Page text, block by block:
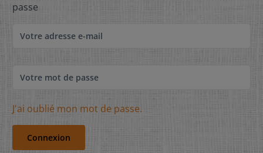
passe
Votre adresse e-mail
Votre mot de passe
J'ai oublié mon mot de passe.
Connexion